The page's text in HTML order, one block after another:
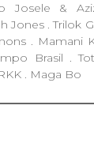
Josele &
Jones . Trilok
. Mamani
Brasil .
. Maga Bo